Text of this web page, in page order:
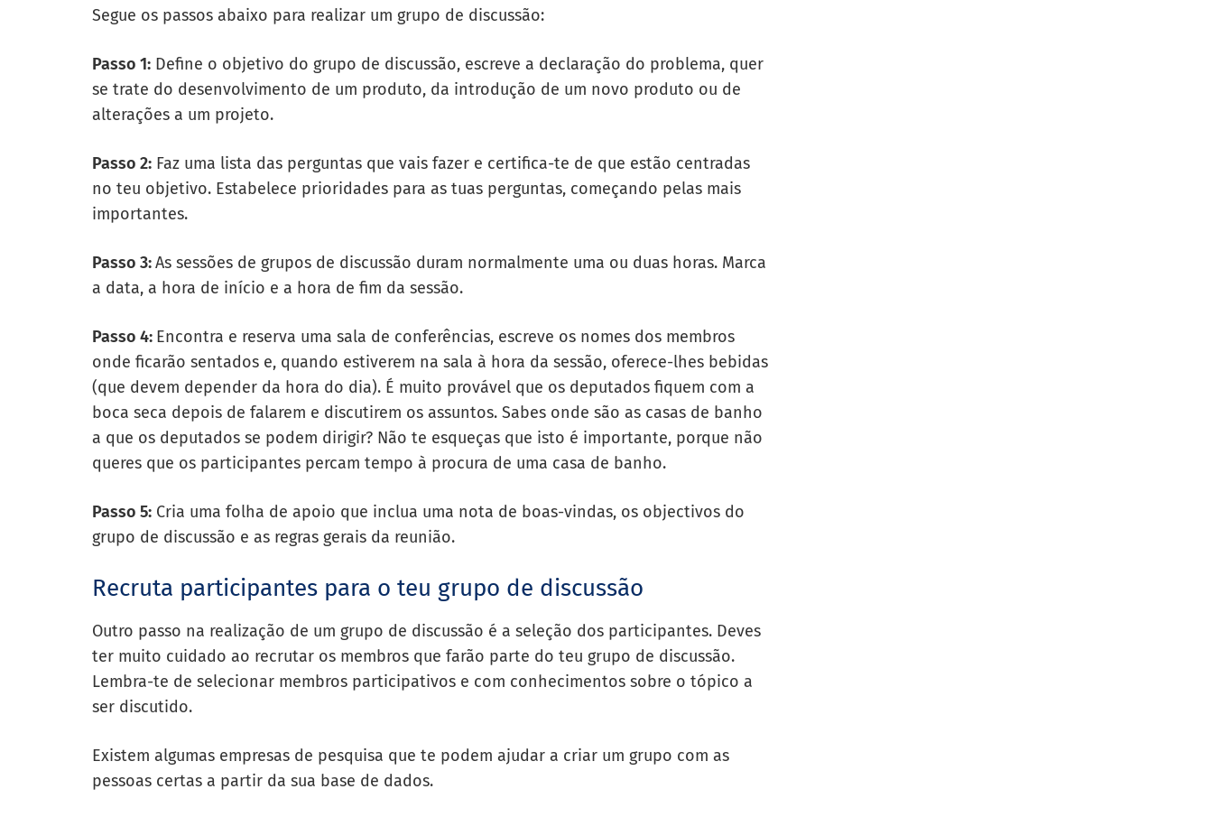
Segue os passos abaixo para realizar um grupo de discussão:
Passo 1: Define o objetivo do grupo de discussão, escreve a declaração do problema, quer
se trate do desenvolvimento de um produto, da introdução de um novo produto ou de
alterações a um projeto.
Passo 2: Faz uma lista das perguntas que vais fazer e certifica-te de que estão centradas
no teu objetivo. Estabelece prioridades para as tuas perguntas, começando pelas mais
importantes.
Passo 3:As sessões de grupos de discussão duram normalmente uma ou duas horas. Marca
a data, a hora de início e a hora de fim da sessão.
Passo 4: Encontra e reserva uma sala de conferências, escreve os nomes dos membros
onde ficarão sentados e, quando estiverem na sala à hora da sessão, oferece-lhes bebidas
(que devem depender da hora do dia). É muito provável que os deputados fiquem com a
boca seca depois de falarem e discutirem os assuntos. Sabes onde são as casas de banho
a que os deputados se podem dirigir? Não te esqueças que isto é importante, porque não
queres que os participantes percam tempo à procura de uma casa de banho.
Passo 5: Cria uma folha de apoio que inclua uma nota de boas-vindas, os objectivos do
grupo de discussão e as regras gerais da reunião.
Recruta participantes para o teu grupo de discussão
Outro passo na realização de um grupo de discussão é a seleção dos participantes. Deves
ter muito cuidado ao recrutar os membros que farão parte do teu grupo de discussão.
Lembra-te de selecionar membros participativos e com conhecimentos sobre o tópico a
ser discutido.
Existem algumas empresas de pesquisa que te podem ajudar a criar um grupo com as
pessoas certas a partir da sua base de dados.